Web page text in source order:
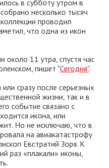
в субботу утром в
несколько тысяч
проводил
что одна из икон
около 11 утра, спустя час
пишет "Сегодня".
сразу после серьезных
жизни, так и в
событие связано с
икона, или
Но не исключаю, что в
на авиакатастрофу
Евстратий Зоря. К
раз «плакали» иконы,